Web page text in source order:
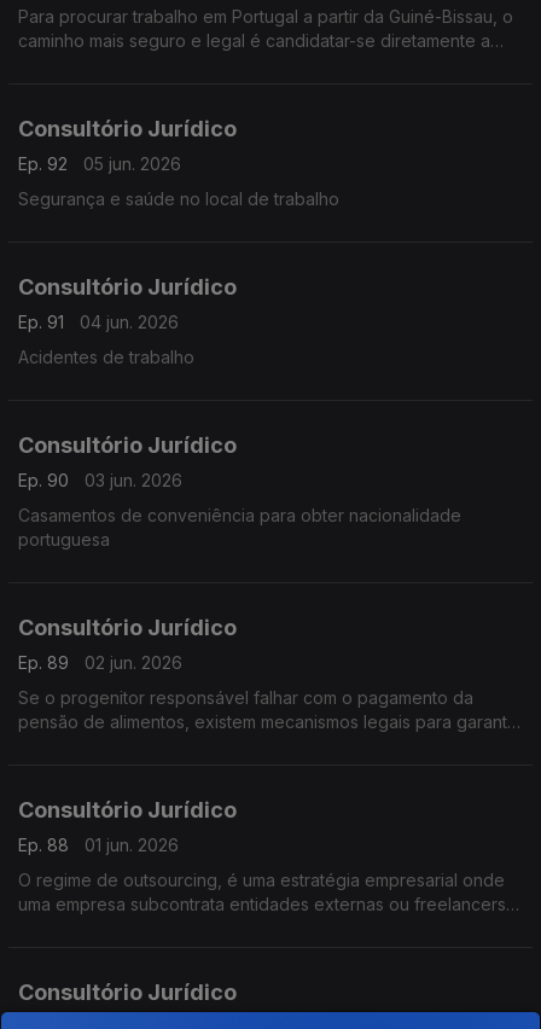
Para procurar trabalho em Portugal a partir da Guiné-Bissau, o
caminho mais seguro e legal é candidatar-se diretamente a
Consultório Jurídico
Ep. 92
05 jun. 2026
Segurança e saúde no local de trabalho
Consultório Jurídico
Ep. 91
04 jun. 2026
Acidentes de trabalho
Consultório Jurídico
Ep. 90
03 jun. 2026
Casamentos de conveniência para obter nacionalidade
portuguesa
Consultório Jurídico
Ep. 89
02 jun. 2026
Se o progenitor responsável falhar com o pagamento da
pensão de alimentos, existem mecanismos legais para garantir
Consultório Jurídico
Ep. 88
01 jun. 2026
O regime de outsourcing, é uma estratégia empresarial onde
uma empresa subcontrata entidades externas ou freelancers
Consultório Jurídico